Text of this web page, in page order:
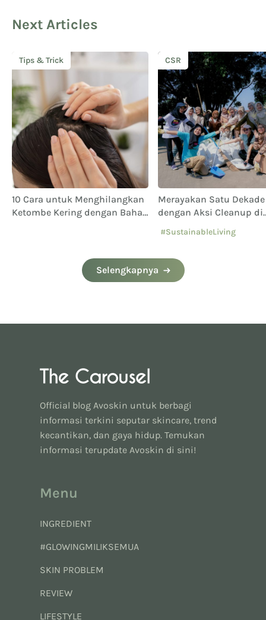
Next Articles
Tips & Trick
10 Cara untuk Menghilangkan
Ketombe Kering dengan Bahan
CSR
Merayakan Satu Dekade
dengan Aksi Cleanup di
#SustainableLiving
Selengkapnya
Official blog Avoskin untuk berbagi
informasi terkini seputar skincare, trend
kecantikan, dan gaya hidup. Temukan
informasi terupdate Avoskin di sini!
Menu
INGREDIENT
#GLOWINGMILIKSEMUA
SKIN PROBLEM
REVIEW
LIFESTYLE